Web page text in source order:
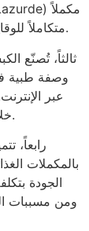
متكاملاً للوقاية من جفاف العين وإجهاد العين المزمن وعلاجهما.
ثالثاً، تُصنّع
وصفة طبية
عبر
خلال الأسابيع الأربعة إلى الستة الأولى من الاستخدام.
رابعاً،
بالمكملات
الجودة